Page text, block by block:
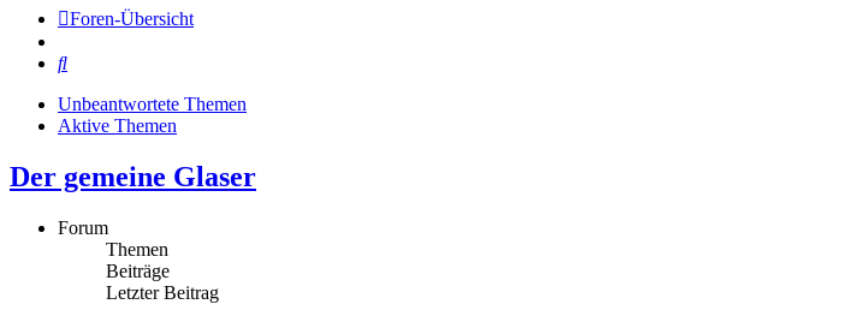
Foren-Übersicht
Suche
Unbeantwortete Themen
Aktive Themen
Der gemeine Glaser
Forum
Themen
Beiträge
Letzter Beitrag